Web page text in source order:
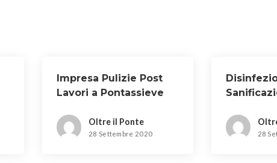
Impresa Pulizie Post
Lavori a Pontassieve
Oltre il Ponte
28 Settembre 2020 28